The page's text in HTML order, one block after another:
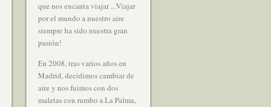
que nos encanta viajar ...Viajar
por el mundo a nuestro aire
siempre ha sido nuestra gran
pasión!
En 2008, tras varios años en
Madrid, decidimos cambiar de
aire y nos fuimos con dos
maletas con rumbo a La Palma,